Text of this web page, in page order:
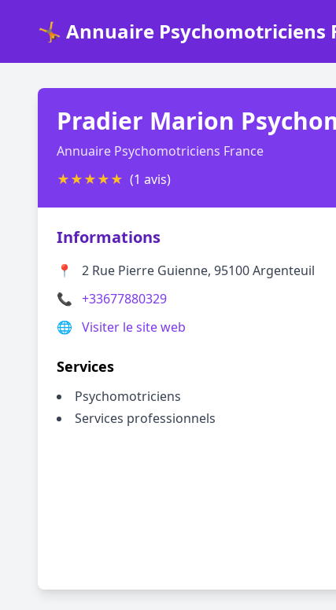
🤸 Annuaire Psychomotriciens
Pradier Marion
Annuaire Psychomotriciens France
★★★★★ (1 avis)
Informations
📍
2 Rue Pierre Guienne, 95100 Argenteuil
📞 +33677880329
🌐 Visiter le site web
Services
Psychomotriciens
Services professionnels